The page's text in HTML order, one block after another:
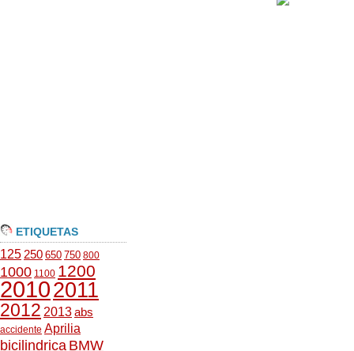
ETIQUETAS
125 250 650 750 800
1000 1100 1200
20102011
2012 2013abs
accidente Aprilia
bicilindrica BMW